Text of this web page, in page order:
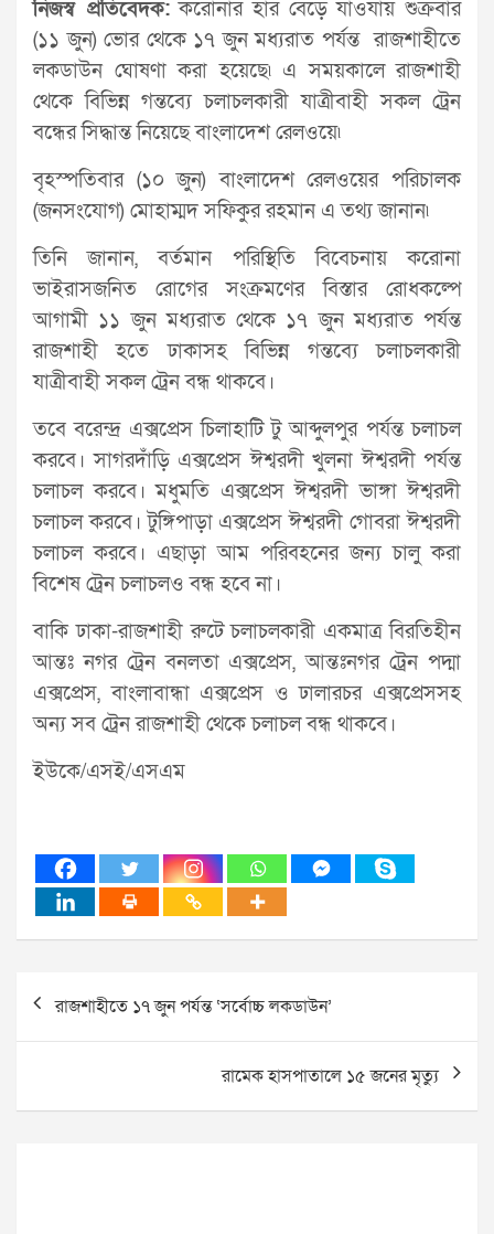
নিজস্ব প্রতিবেদক:করোনার হার বেড়ে যাওযায় শুক্রবার
(১১ জুন) ভোর থেকে ১৭ জুন মধ্যরাত পর্যন্ত রাজশাহীতে
লকডাউন ঘোষণা করা হয়েছে৷ এ সময়কালে রাজশাহী
থেকে বিভিন্ন গন্তব্যে চলাচলকারী যাত্রীবাহী সকল ট্রেন
বন্ধের সিদ্ধান্ত নিয়েছে বাংলাদেশ রেলওয়ে৷
বৃহস্পতিবার (১০ জুন) বাংলাদেশ রেলওয়ের পরিচালক
(জনসংযোগ) মোহাম্মদ সফিকুর রহমান এ তথ্য জানান৷
তিনি জানান, বর্তমান পরিস্থিতি বিবেচনায় করোনা
ভাইরাসজনিত রোগের সংক্রমণের বিস্তার রোধকল্পে
আগামী ১১ জুন মধ্যরাত থেকে ১৭ জুন মধ্যরাত পর্যন্ত
রাজশাহী হতে ঢাকাসহ বিভিন্ন গন্তব্যে চলাচলকারী
যাত্রীবাহী সকল ট্রেন বন্ধ থাকবে।
তবে বরেন্দ্র এক্সপ্রেস চিলাহাটি টু আব্দুলপুর পর্যন্ত চলাচল
করবে। সাগরদাঁড়ি এক্সপ্রেস ঈশ্বরদী খুলনা ঈশ্বরদী পর্যন্ত
চলাচল করবে। মধুমতি এক্সপ্রেস ঈশ্বরদী ভাঙ্গা ঈশ্বরদী
চলাচল করবে। টুঙ্গিপাড়া এক্সপ্রেস ঈশ্বরদী গোবরা ঈশ্বরদী
চলাচল করবে। এছাড়া আম পরিবহনের জন্য চালু করা
বিশেষ ট্রেন চলাচলও বন্ধ হবে না।
বাকি ঢাকা-রাজশাহী রুটে চলাচলকারী একমাত্র বিরতিহীন
আন্তঃ নগর ট্রেন বনলতা এক্সপ্রেস, আন্তঃনগর ট্রেন পদ্মা
এক্সপ্রেস, বাংলাবান্ধা এক্সপ্রেস ও ঢালারচর এক্সপ্রেসসহ
অন্য সব ট্রেন রাজশাহী থেকে চলাচল বন্ধ থাকবে।
ইউকে/এসই/এসএম
Post
navigation
রাজশাহীতে ১৭ জুন পর্যন্ত ‘সর্বোচ্চ লকডাউন’
রামেক হাসপাতালে ১৫ জনের মৃত্যু